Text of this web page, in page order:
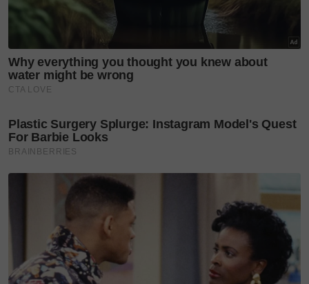
Teruskan membaca
Foto: Instagram
@lamineyamal
Bukan kebetulan! Dulu
dimandikan Messi masa
umur 5 bulan,...